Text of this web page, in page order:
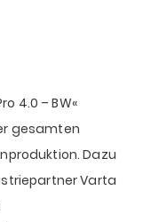
4.0 – BW«
gesamten
Dazu
Varta